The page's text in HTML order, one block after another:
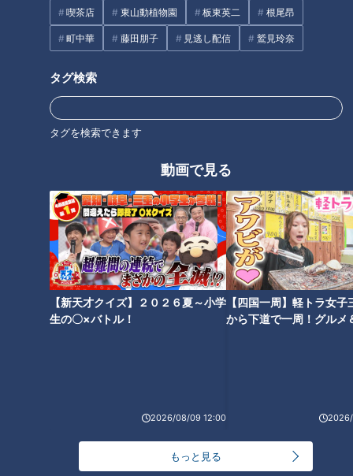
喫茶店 東山動植物園 板東英二 根尾昂
町中華 藤田朋子 見逃し配信 鷲見玲奈
タグ検索
タグを検索できます
動画で見る
【新天才クイズ】２０２６夏～小学
生の〇×バトル！
2026/08/09 12:00
【四国一周】軽トラ女子
から下道で一周！グルメ
もっと見る
オススメ関連コンテンツ
竜の忍者・田中幹也、スピード
勝へのエール
竜の「投手王国」復活への手応
え！沖縄キャンプブルペンで見
た圧巻の光景
竜党は沖縄で熱く燃える！ドラ
ゴンズ春季キャンプ地で見たこ
と聞いたこと
ドラ1中西聖輝！掌で深く握るこ